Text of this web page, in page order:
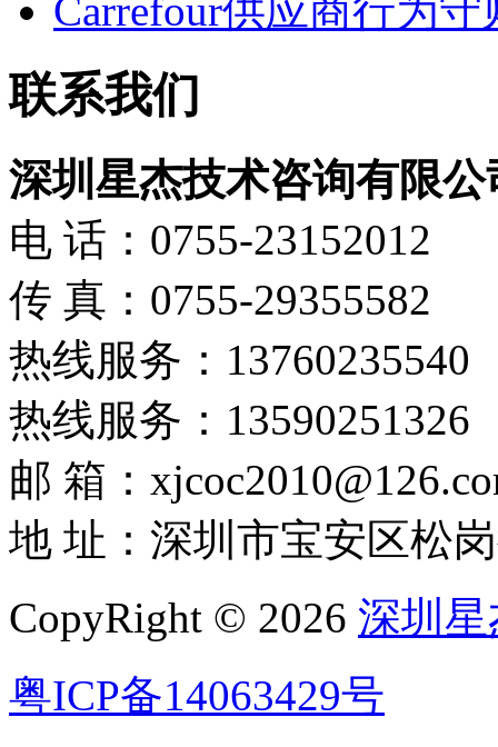
Carrefour供应商行为守
联系我们
深圳星杰技术咨询有限公
电 话：0755-23152012
传 真：0755-29355582
热线服务：13760235540
热线服务：13590251326
邮 箱：
地 址：深圳市宝安区松
CopyRight © 2026 深圳
粤ICP备14063429号